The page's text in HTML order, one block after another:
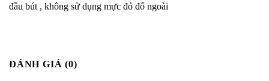
đầu bút , không sử dụng mực đỏ đổ ngoài
ĐÁNH GIÁ (0)